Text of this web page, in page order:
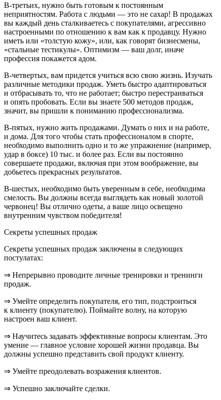
В-третьих, нужно быть готовым к постоянным
неприятностям. Работа с людьми — это не сахар! В продажах
вы каждый день сталкиваетесь с покупателями, агрессивно
настроенными по отношению к вам как к продавцу. Нужно
иметь или «толстую кожу», или, как говорят бизнесмены,
«стальные тестикулы». Оптимизм — ваш долг, иначе
профессия покажется адом.
В-четвертых, вам придется учиться всю свою жизнь. Изучать
различные методики продаж. Уметь быстро адаптироваться
и отбрасывать то, что не работает; быстро перестраиваться
и опять пробовать. Если вы знаете 500 методов продаж,
значит, вы пришли к пониманию профессионализма.
В-пятых, нужно жить продажами. Думать о них и на работе,
и дома. Для того чтобы стать профессионалом в спорте,
необходимо выполнить одно и то же упражнение (например,
удар в боксе) 10 тыс. и более раз. Если вы постоянно
совершаете продажи, включая при этом воображение, вы
добьетесь прекрасных результатов.
В-шестых, необходимо быть уверенным в себе, необходима
смелость. Вы должны всегда выглядеть как новый золотой
червонец! Вы отлично одеты, а ваше лицо освещено
внутренним чувством победителя!
Секреты успешных продаж
Секреты успешных продаж заключены в следующих
постулатах:
⇒ Непрерывно проводите личные тренировки и тренинги
продаж.
⇒ Умейте определить покупателя, его тип, подстроиться
к клиенту (покупателю). Поймайте волну, на которую
настроен ваш клиент.
⇒ Научитесь задавать эффективные вопросы клиентам. Это
умение — главное условие хорошей жизни продавца. Вы
должны успешно представить свой продукт клиенту.
⇒ Умейте преодолевать возражения клиентов.
⇒ Успешно заключайте сделки.